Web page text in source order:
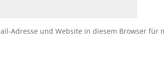
Adresse und Website in diesem Browser